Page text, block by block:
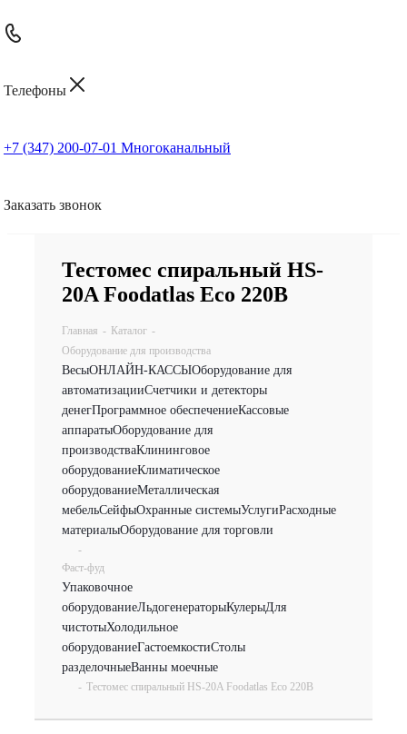
Телефоны
+7 (347) 200-07-01 Многоканальный
Заказать звонок
Тестомес спиральный HS-
20A Foodatlas Eco 220В
Главная - Каталог -
Оборудование для производства
ВесыОНЛАЙН-КАССЫОборудование для
автоматизацииСчетчики и детекторы
денегПрограммное обеспечениеКассовые
аппаратыОборудование для
производстваКлининговое
оборудованиеКлиматическое
оборудованиеМеталлическая
мебельСейфыОхранные системыУслугиРасходные
материалыОборудование для торговли
-
Фаст-фуд
Упаковочное
оборудованиеЛьдогенераторыКулерыДля
чистотыХолодильное
оборудованиеГастоемкостиСтолы
разделочныеВанны моечные
- Тестомес спиральный HS-20A Foodatlas Eco 220В